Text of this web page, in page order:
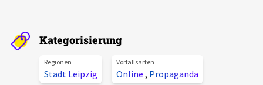
Veranstaltungen
Podcasts
Projektbeschreibung
Kontakt
Kategorisierung
Regionen
Stadt Leipzig
Vorfallsarten
Online , Propaganda